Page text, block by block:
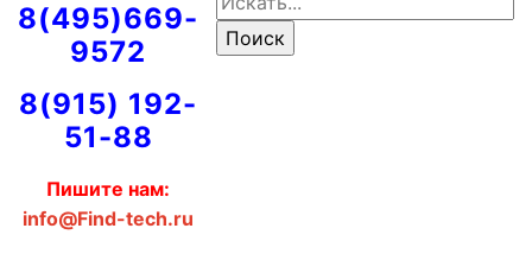
8(495)669-
9572
8(915) 192-
51-88
Пишите нам:
info@Find-tech.ru